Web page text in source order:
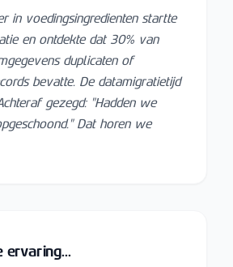
in voedingsingredienten startte
en ontdekte dat 30% van
duplicaten of
bevatte. De datamigratietijd
gezegd: "Hadden we
Dat horen we
ervaring...